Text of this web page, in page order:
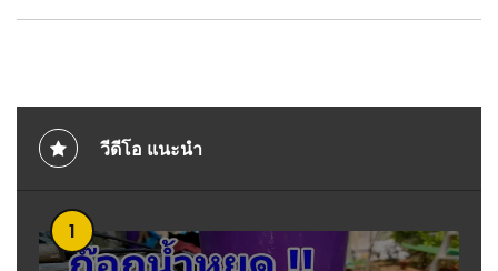
วีดีโอ แนะนำ
1